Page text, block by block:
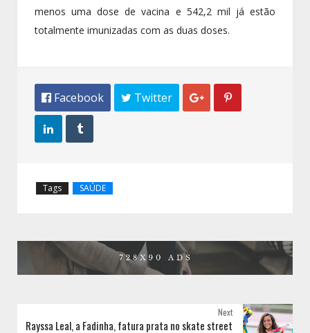
menos uma dose de vacina e 542,2 mil já estão
totalmente imunizadas com as duas doses.
 Facebook  Twitter  
 
Tags SAÚDE
Next
Rayssa Leal, a Fadinha, fatura prata no skate street